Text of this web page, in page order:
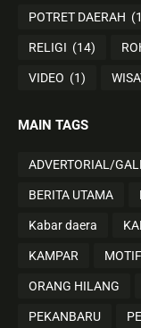
POTRET DAERAH
RELIGI (14)
VIDEO (1)
MAIN TAGS
ADVERTORIAL/
BERITA UTAMA
Kabar daera
KAMPAR
ORANG HILANG
PEKANBARU